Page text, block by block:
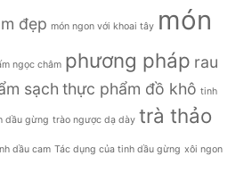
đẹp món ngon với khoai tây món
ngọc châm phương pháp rau
sạch thực phẩm đồ khô tinh
dầu gừng trào ngược dạ dày trà thảo
dầu cam Tác dụng của tinh dầu gừng xôi ngon